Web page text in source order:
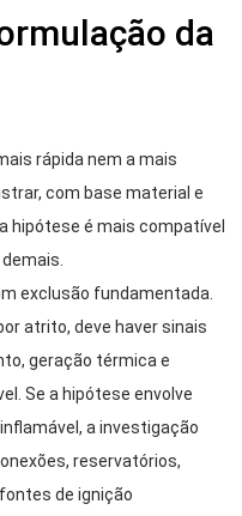
da
rápida nem a mais
com base material e
hipótese é mais compatível
exclusão fundamentada.
atrito, deve haver sinais
geração térmica e
Se a hipótese envolve
a investigação
reservatórios,
de ignição